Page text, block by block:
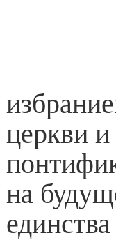
церкви и
на